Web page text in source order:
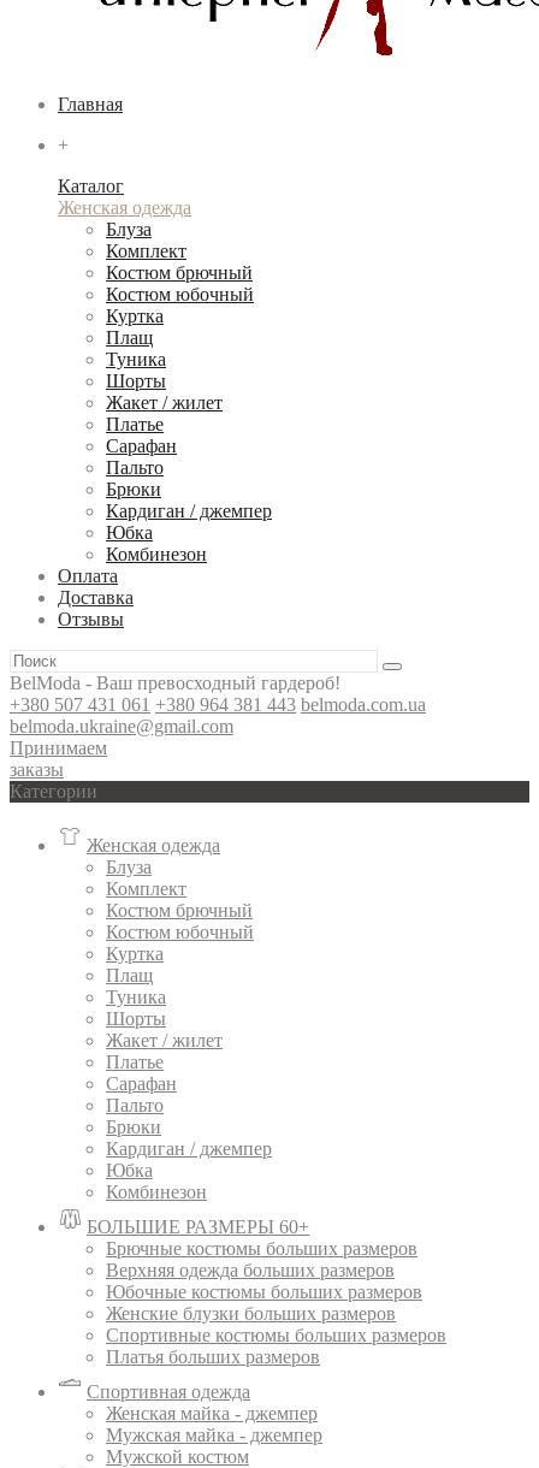
Главная
+
Каталог
Женская одежда
Блуза
Комплект
Костюм брючный
Костюм юбочный
Куртка
Плащ
Туника
Шорты
Жакет / жилет
Платье
Сарафан
Пальто
Брюки
Кардиган / джемпер
Юбка
Комбинезон
Оплата
Доставка
Отзывы
BelModa - Ваш превосходный гардероб!
+380 507 431 061 +380 964 381 443 belmoda.com.ua
belmoda.ukraine@gmail.com
Принимаем
заказы
Категории
Женская одежда
Блуза
Комплект
Костюм брючный
Костюм юбочный
Куртка
Плащ
Туника
Шорты
Жакет / жилет
Платье
Сарафан
Пальто
Брюки
Кардиган / джемпер
Юбка
Комбинезон
БОЛЬШИЕ РАЗМЕРЫ 60+
Брючные костюмы больших размеров
Верхняя одежда больших размеров
Юбочные костюмы больших размеров
Женские блузки больших размеров
Спортивные костюмы больших размеров
Платья больших размеров
Спортивная одежда
Женская майка - джемпер
Мужская майка - джемпер
Мужской костюм